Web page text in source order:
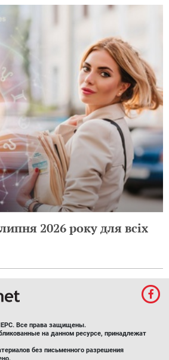
2026 року для всіх
Все права защищены.
на данном ресурсе, принадлежат
без письменного разрешения